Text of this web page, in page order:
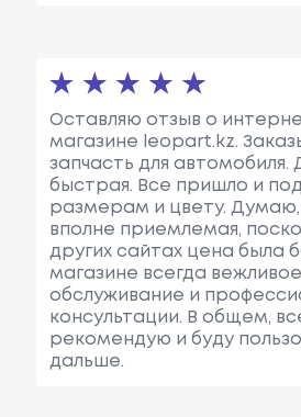
Оставляю отзыв о
магазине leopart.kz.
запчасть для автомобиля.
быстрая. Все пришло и
размерам и цвету. Думаю,
вполне приемлемая,
других сайтах цена была
магазине всегда вежливое
обслуживание и
консультации. В общем,
рекомендую и буду
дальше.